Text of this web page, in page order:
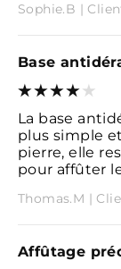
Sophie.B |
Base
La base
plus simple
pierre, elle
pour affûter
Thomas.M |
Affûtage